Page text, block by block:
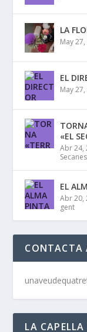
LA
May
EL
May
«EL
Abr 24,
EL
Abr 20,
gent
CONTACTA
LA